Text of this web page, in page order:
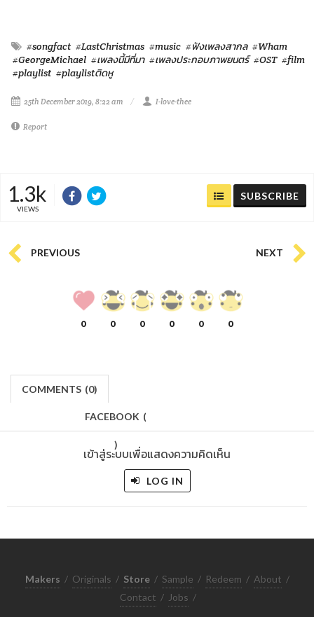
#songfact #LastChristmas #music #ฟังเพลงสากล #Wham
#GeorgeMichael #เพลงนี้มีที่มา #เพลงประกอบภาพยนตร์ #OST #film
#playlist #playlistติดหู
25th December 2019, 8:22 am I-love-thee
Report
1.3k
VIEWS
SUBSCRIBE
PREVIOUS NEXT
0 0 0 0 0 0
COMMENTS (0)
FACEBOOK (
)
เข้าสู่ระบบเพื่อแสดงความคิดเห็น
LOG IN
Makers / Originals / Store / Sample / Redeem / About /
Contact / Jobs /